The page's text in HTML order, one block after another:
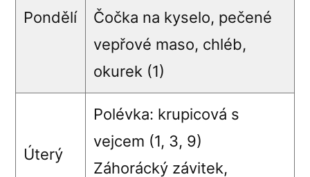
Pondělí
Čočka na kyselo, pečené
vepřové maso, chléb,
okurek (1)
Úterý
Polévka: krupicová s
vejcem (1, 3, 9)
Záhorácký závitek,